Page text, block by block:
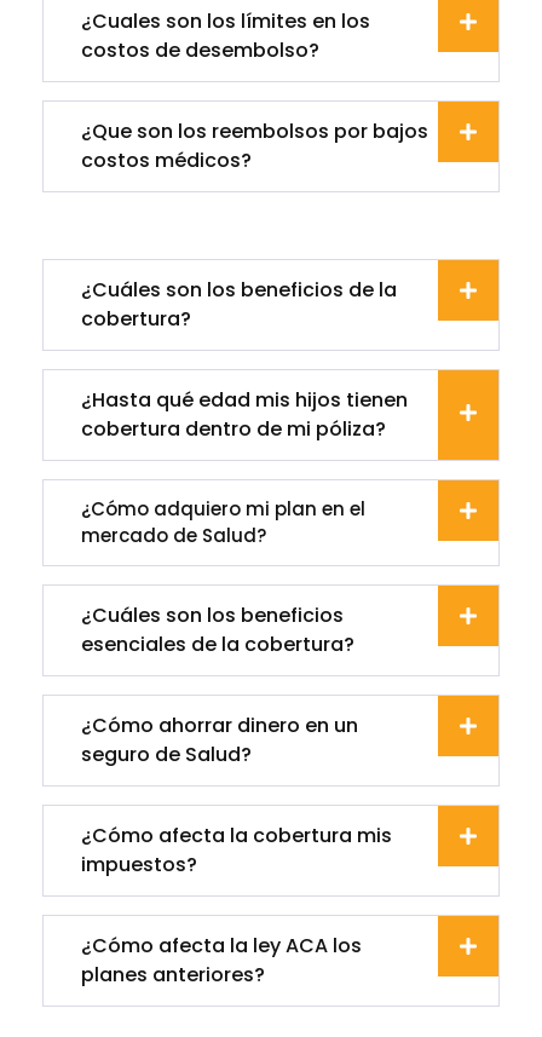
¿Cuales son los límites en los
costos de desembolso?
¿Que son los reembolsos por bajos
costos médicos?
¿Cuáles son los beneficios de la
cobertura?
¿Hasta qué edad mis hijos tienen
cobertura dentro de mi póliza?
¿Cómo adquiero mi plan en el
mercado de Salud?
¿Cuáles son los beneficios
esenciales de la cobertura?
¿Cómo ahorrar dinero en un
seguro de Salud?
¿Cómo afecta la cobertura mis
impuestos?
¿Cómo afecta la ley ACA los
planes anteriores?